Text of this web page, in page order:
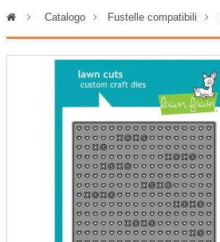
> Catalogo > Fustelle compatibili >